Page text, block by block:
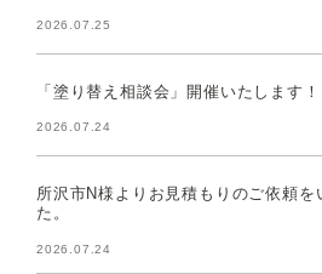
2026.07.25
「塗り替え相談会」開催いたします！
2026.07.24
所沢市N様よりお見積もりのご依頼を
た。
2026.07.24